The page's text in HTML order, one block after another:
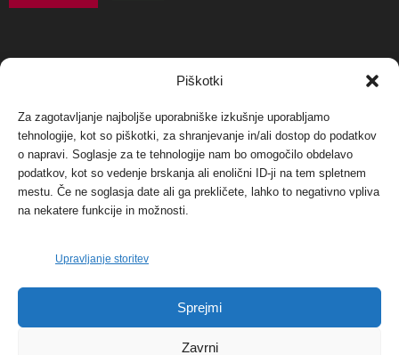
Piškotki
Za zagotavljanje najboljše uporabniške izkušnje uporabljamo
tehnologije, kot so piškotki, za shranjevanje in/ali dostop do podatkov
o napravi. Soglasje za te tehnologije nam bo omogočilo obdelavo
podatkov, kot so vedenje brskanja ali enolični ID-ji na tem spletnem
mestu. Če ne soglasja date ali ga prekličete, lahko to negativno vpliva
na nekatere funkcije in možnosti.
Upravljanje storitev
Sprejmi
Zavrni
NAJBOLJ KOMENTIRANO
Protest proti vetrnim elektrarnam na Ojstrici, v
svetu pa vedno bolj...
Dogodki 12. maja, 2017
Tožilstvo v Celovcu v korist elektrarnam
Verbund
FOTO: Razstava cvetličarskega mojstra Andreja
Dogodki 27. novembra, 2017